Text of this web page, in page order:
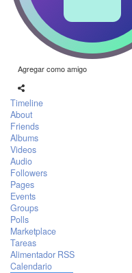
Agregar como amigo
Timeline
About
Friends
Albums
Videos
Audio
Followers
Pages
Events
Groups
Polls
Marketplace
Tareas
Alimentador RSS
Calendario